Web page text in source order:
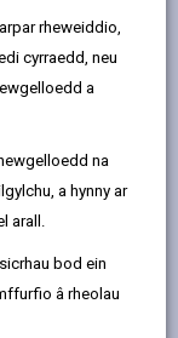
rheweiddio,
cyrraedd, neu
a
na
a hynny ar
arall.
bod ein
â rheolau
share
this
page
this
on
gael eu